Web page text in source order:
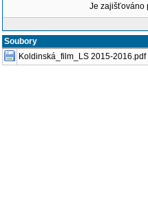
Je zajišťováno
Soubory
Koldinská_film_LS 2015-2016.pdf